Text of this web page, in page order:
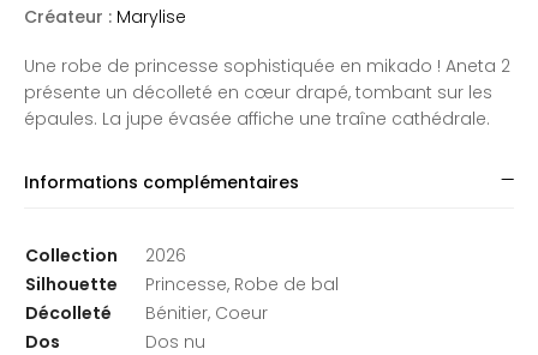
Créateur : Marylise
Une robe de princesse sophistiquée en mikado ! Aneta 2
présente un décolleté en cœur drapé, tombant sur les
épaules. La jupe évasée affiche une traîne cathédrale.
Informations complémentaires
Collection
2026
Silhouette
Princesse, Robe de bal
Décolleté
Bénitier, Coeur
Dos
Dos nu